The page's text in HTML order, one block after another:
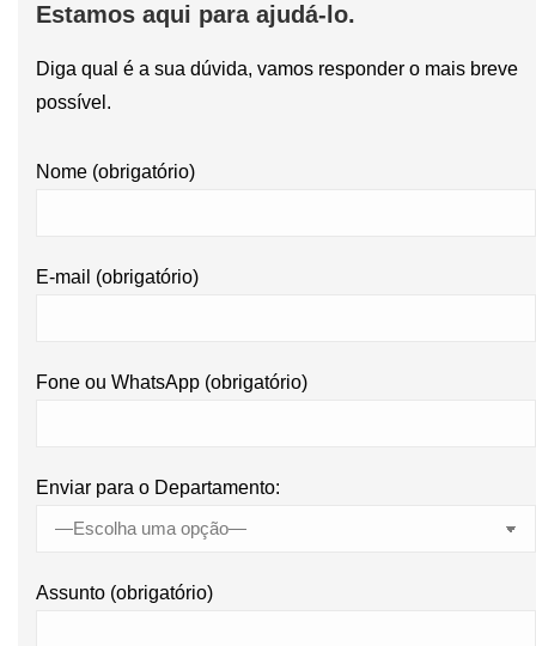
Estamos aqui para ajudá-lo.
Diga qual é a sua dúvida, vamos responder o mais breve
possível.
Nome (obrigatório)
E-mail (obrigatório)
Fone ou WhatsApp (obrigatório)
Enviar para o Departamento:
Assunto (obrigatório)